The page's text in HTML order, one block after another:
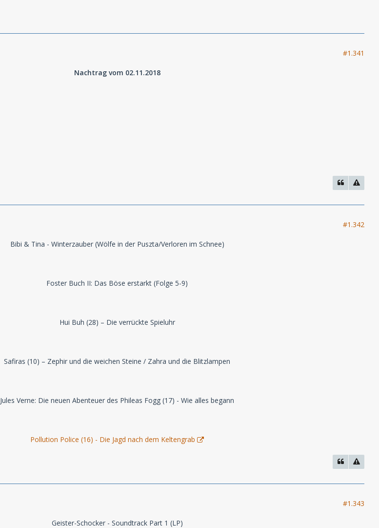
#1.341
Nachtrag vom 02.11.2018
#1.342
Bibi & Tina - Winterzauber (Wölfe in der Puszta/Verloren im Schnee)
Foster Buch II: Das Böse erstarkt (Folge 5-9)
Hui Buh (28) – Die verrückte Spieluhr
Safiras (10) – Zephir und die weichen Steine / Zahra und die Blitzlampen
Jules Verne: Die neuen Abenteuer des Phileas Fogg (17) - Wie alles begann
Pollution Police (16) - Die Jagd nach dem Keltengrab
#1.343
Geister-Schocker - Soundtrack Part 1 (LP)